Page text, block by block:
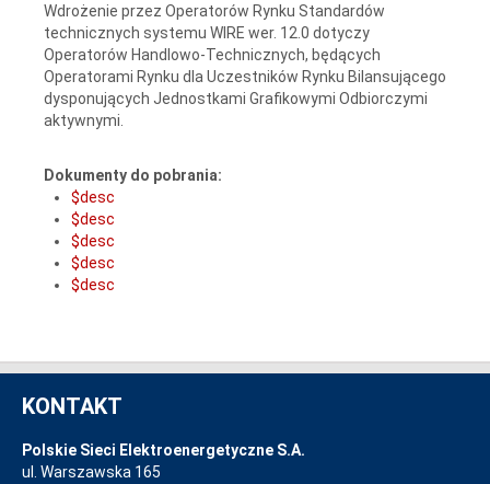
Wdrożenie przez Operatorów Rynku Standardów
technicznych systemu WIRE wer. 12.0 dotyczy
Operatorów Handlowo-Technicznych, będących
Operatorami Rynku dla Uczestników Rynku Bilansującego
dysponujących Jednostkami Grafikowymi Odbiorczymi
aktywnymi.
Dokumenty do pobrania:
$desc
$desc
$desc
$desc
$desc
KONTAKT
Polskie Sieci Elektroenergetyczne S.A.
ul. Warszawska 165